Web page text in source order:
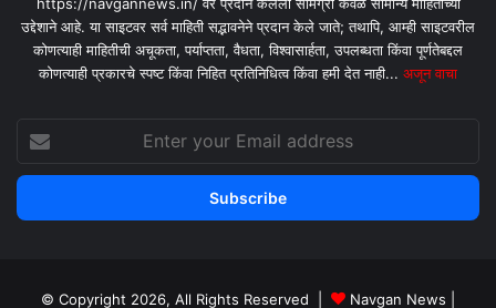
https://navgannews.in/ वर प्रदान केलेली सामग्री केवळ सामान्य माहितीच्या
उद्देशाने आहे. या साइटवर सर्व माहिती सद्भावनेने प्रदान केले जाते; तथापि, आम्ही साइटवरील
कोणत्याही माहितीची अचूकता, पर्याप्तता, वैधता, विश्वासार्हता, उपलब्धता किंवा पूर्णतेबद्दल
कोणत्याही प्रकारचे स्पष्ट किंवा निहित प्रतिनिधित्व किंवा हमी देत ​​नाही... अजून वाचा
your
Email
© Copyright 2026, All Rights Reserved | Navgan News